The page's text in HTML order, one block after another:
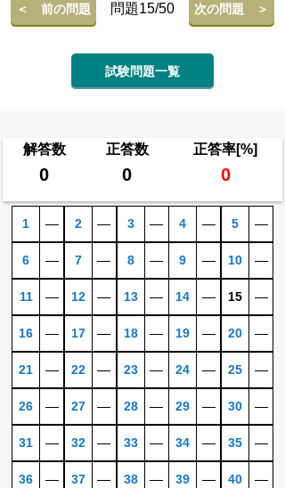
＜ 前の問題 問題15/50 次の問題 ＞
試験問題一覧
解答数 正答数 正答率[%]
0 0 0
1 ―
6 ―
11 ―
16 ―
21 ―
26 ―
31 ―
36 ―
2 ―
7 ―
12 ―
17 ―
22 ―
27 ―
32 ―
37 ―
3 ―
8 ―
13 ―
18 ―
23 ―
28 ―
33 ―
38 ―
4 ―
9 ―
14 ―
19 ―
24 ―
29 ―
34 ―
39 ―
5 ―
10 ―
15 ―
20 ―
25 ―
30 ―
35 ―
40 ―